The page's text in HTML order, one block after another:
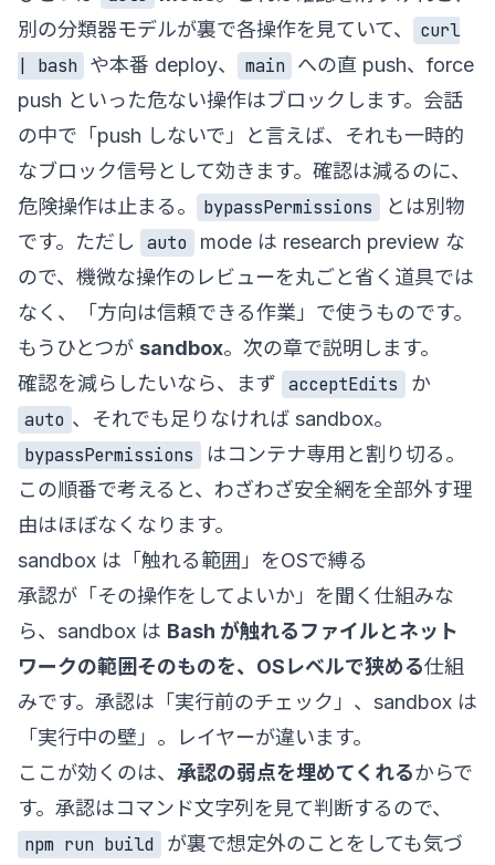
別の分類器モデルが裏で各操作を見ていて、
curl
| bash
や本番 deploy、 main
への直 push、force
push といった危ない操作はブロックします。会話
の中で「push しないで」と言えば、それも一時的
なブロック信号として効きます。確認は減るのに、
危険操作は止まる。
bypassPermissions
とは別物
です。ただし
auto
mode は research preview な
ので、機微な操作のレビューを丸ごと省く道具では
なく、「方向は信頼できる作業」で使うものです。
もうひとつが sandbox。次の章で説明します。
確認を減らしたいなら、まず acceptEdits
か
auto 、それでも足りなければ sandbox。
bypassPermissions
はコンテナ専用と割り切る。
この順番で考えると、わざわざ安全網を全部外す理
由はほぼなくなります。
sandbox は「触れる範囲」をOSで縛る
承認が「その操作をしてよいか」を聞く仕組みな
ら、sandbox は Bash が触れるファイルとネット
ワークの範囲そのものを、OSレベルで狭める仕組
みです。承認は「実行前のチェック」、sandbox は
「実行中の壁」。レイヤーが違います。
ここが効くのは、 承認の弱点を埋めてくれるからで
す。承認はコマンド文字列を見て判断するので、
npm run build
が裏で想定外のことをしても気づ